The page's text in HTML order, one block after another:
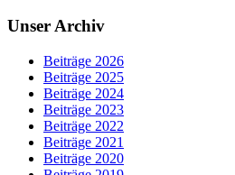
Unser Archiv
Beiträge 2026
Beiträge 2025
Beiträge 2024
Beiträge 2023
Beiträge 2022
Beiträge 2021
Beiträge 2020